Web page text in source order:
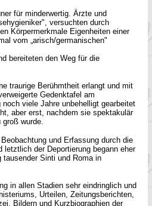
für minderwertig. Ärzte und
versuchten durch
Körpermerkmale Eigenheiten einer
vom „arisch/germanischen"
bereiteten den Weg für die
traurige Berühmtheit erlangt und mit
Gedenktafel am
viele Jahre unbehelligt gearbeitet
aber erst, nachdem sie spektakulär
groß wurde.
und Erfassung durch die
letztlich der Deportierung begann eher
tausender Sinti und Roma in
in allen Stadien sehr eindringlich und
Urteilen, Zeitungsberichten,
Bildern und Kurzbiographien der